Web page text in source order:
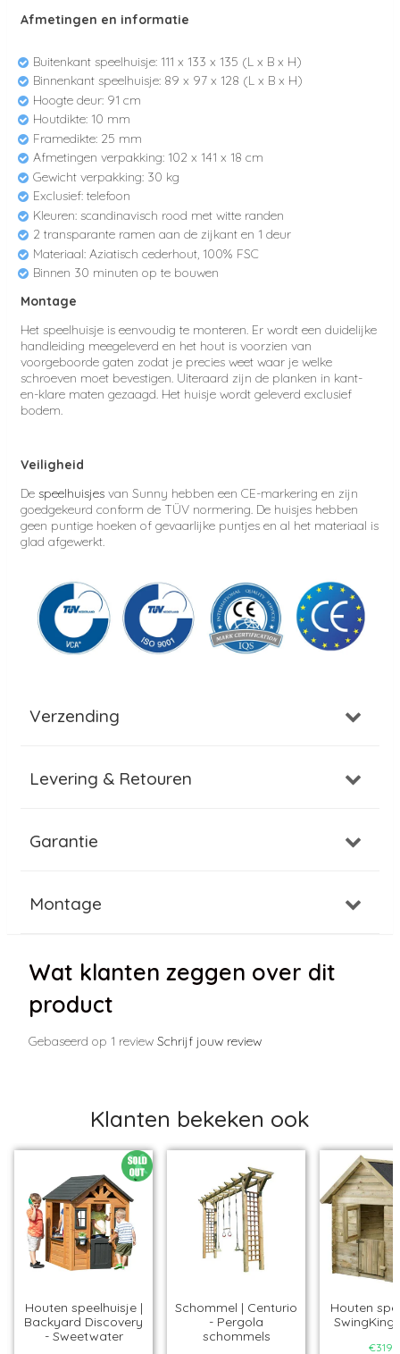
Afmetingen en informatie
Buitenkant speelhuisje: 111 x 133 x 135 (L x B x H)
Binnenkant speelhuisje: 89 x 97 x 128 (L x B x H)
Hoogte deur: 91 cm
Houtdikte: 10 mm
Framedikte: 25 mm
Afmetingen verpakking: 102 x 141 x 18 cm
Gewicht verpakking: 30 kg
Exclusief: telefoon
Kleuren: scandinavisch rood met witte randen
2 transparante ramen aan de zijkant en 1 deur
Materiaal: Aziatisch cederhout, 100% FSC
Binnen 30 minuten op te bouwen
Montage
Het speelhuisje is eenvoudig te monteren. Er wordt een duidelijke
handleiding meegeleverd en het hout is voorzien van
voorgeboorde gaten zodat je precies weet waar je welke
schroeven moet bevestigen. Uiteraard zijn de planken in kant-
en-klare maten gezaagd. Het huisje wordt geleverd exclusief
bodem.
Veiligheid
De speelhuisjes van Sunny hebben een CE-markering en zijn
goedgekeurd conform de TÜV normering. De huisjes hebben
geen puntige hoeken of gevaarlijke puntjes en al het materiaal is
glad afgewerkt.
Verzending
Levering & Retouren
Garantie
Montage
Wat klanten zeggen over dit
product
Gebaseerd op 1 review Schrijf jouw review
Klanten bekeken ook
Houten speelhuisje |
Backyard Discovery
- Sweetwater
Schommel | Centurio
- Pergola
schommels
Houten
SwingKing